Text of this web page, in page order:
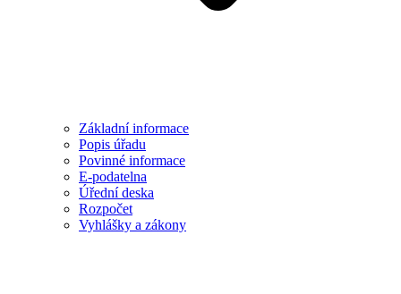
Základní informace
Popis úřadu
Povinné informace
E-podatelna
Úřední deska
Rozpočet
Vyhlášky a zákony